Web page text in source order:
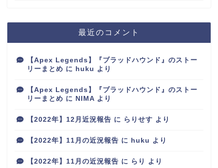
最近のコメント
【Apex Legends】『ブラッドハウンド』のストー
リーまとめ に huku より
【Apex Legends】『ブラッドハウンド』のストー
リーまとめ に NIMA より
【2022年】12月近況報告 に らりせす より
【2022年】11月の近況報告 に huku より
【2022年】11月の近況報告 に らり より